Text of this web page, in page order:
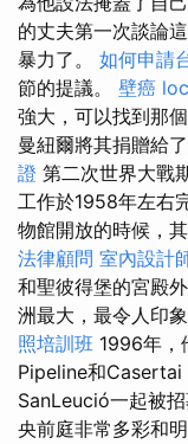
的丈夫第一次談論
暴力了。 如何申請
節的提議。 壁癌
強大，可以找到那
曼紐爾將其捐贈給
證 第二次世界大戰
工作於1958年左右
物館開放的時候，
法律顧問 室內設計
和聖彼得堡的宮殿
洲最大，最令人印
照培訓班 1996年，
Pipeline和Casertai
SanLeució一起被
央前庭非常多彩和明